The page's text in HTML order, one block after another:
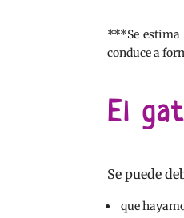
***Se estima
conduce a
El
Se puede
que